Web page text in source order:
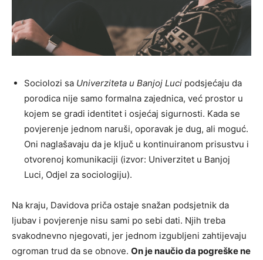
Sociolozi sa Univerziteta u Banjoj Luci podsjećaju da
porodica nije samo formalna zajednica, već prostor u
kojem se gradi identitet i osjećaj sigurnosti. Kada se
povjerenje jednom naruši, oporavak je dug, ali moguć.
Oni naglašavaju da je ključ u kontinuiranom prisustvu i
otvorenoj komunikaciji (izvor: Univerzitet u Banjoj
Luci, Odjel za sociologiju).
Na kraju, Davidova priča ostaje snažan podsjetnik da
ljubav i povjerenje nisu sami po sebi dati. Njih treba
svakodnevno njegovati, jer jednom izgubljeni zahtijevaju
ogroman trud da se obnove. On je naučio da pogreške ne